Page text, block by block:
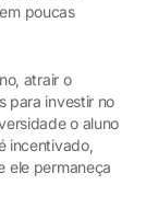
poucas
atrair o
para investir no
o aluno
incentivado,
ele permaneça